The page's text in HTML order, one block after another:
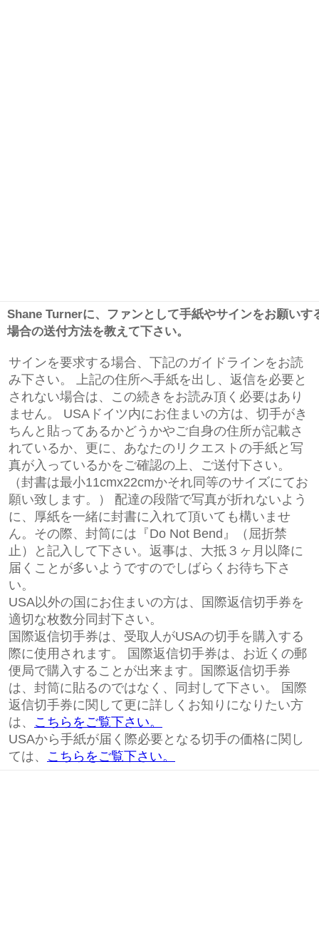
Shane Turnerに、ファンとして手紙やサインをお願いす
場合の送付方法を教えて下さい。
サインを要求する場合、下記のガイドラインをお読
み下さい。 上記の住所へ手紙を出し、返信を必要と
されない場合は、この続きをお読み頂く必要はあり
ません。 USAドイツ内にお住まいの方は、切手がき
ちんと貼ってあるかどうかやご自身の住所が記載さ
れているか、更に、あなたのリクエストの手紙と写
真が入っているかをご確認の上、ご送付下さい。
（封書は最小11cmx22cmかそれ同等のサイズにてお
願い致します。） 配達の段階で写真が折れないよう
に、厚紙を一緒に封書に入れて頂いても構いませ
ん。その際、封筒には『Do Not Bend』（屈折禁
止）と記入して下さい。返事は、大抵３ヶ月以降に
届くことが多いようですのでしばらくお待ち下さ
い。
USA以外の国にお住まいの方は、国際返信切手券を
適切な枚数分同封下さい。
国際返信切手券は、受取人がUSAの切手を購入する
際に使用されます。 国際返信切手券は、お近くの郵
便局で購入することが出来ます。国際返信切手券
は、封筒に貼るのではなく、同封して下さい。 国際
返信切手券に関して更に詳しくお知りになりたい方
は、 こちらをご覧下さい。
USAから手紙が届く際必要となる切手の価格に関し
ては、 こちらをご覧下さい。